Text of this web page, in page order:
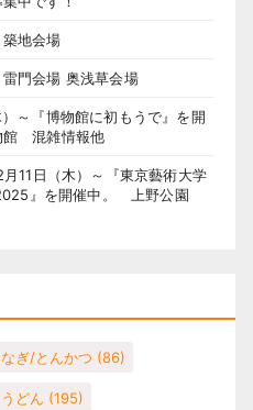
地会場
門会場 奥浅草会場
～『博物館に初もうで』を開
混雑情報他
11日（木）～『東京藝術大学
』を開催中。 上野公園
ぎ/とんかつ (86)
どん (195)